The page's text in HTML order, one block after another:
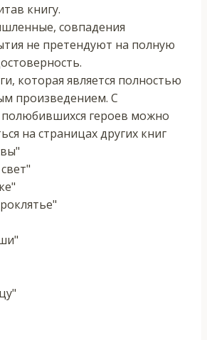
книгу.
совпадения
не претендуют на полную
которая является полностью
произведением. С
героев можно
на страницах других книг